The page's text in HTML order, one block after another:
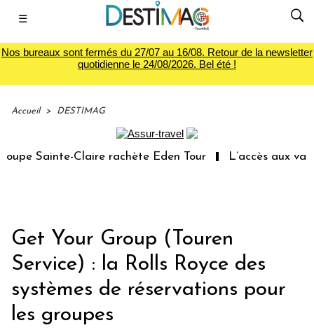
☰
Nos bureaux sont fermés du 27/07 au 16/08. Retour de la newsletter
quotidienne le 24/08/2026. Bel été !
Accueil > DESTIMAG
Sainte-Claire rachète Eden Tour L’accès aux
Get Your Group (Touren
Service) : la Rolls Royce des
systèmes de réservations pour
les groupes